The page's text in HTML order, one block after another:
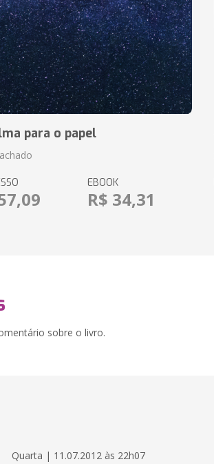
para o papel
EBOOK
R$ 34,31
sobre o livro.
Quarta | 11.07.2012 às 22h07